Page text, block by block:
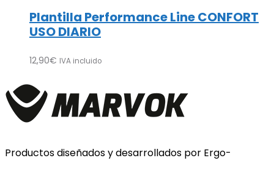
Plantilla Performance Line CONFORT
USO DIARIO
12,90€ IVA incluido
Productos diseñados y desarrollados por Ergo-